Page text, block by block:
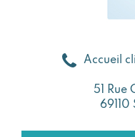
Accueil
51 Rue